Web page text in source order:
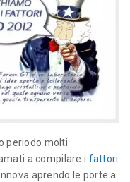
periodo molti
a compilare i fattori
aprendo le porte a